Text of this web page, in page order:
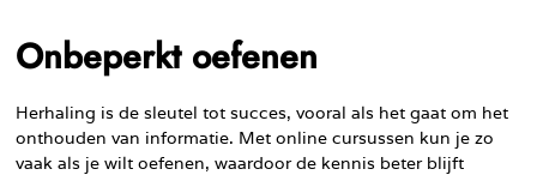
Onbeperkt oefenen
Herhaling is de sleutel tot succes, vooral als het gaat om het
onthouden van informatie. Met online cursussen kun je zo
vaak als je wilt oefenen, waardoor de kennis beter blijft